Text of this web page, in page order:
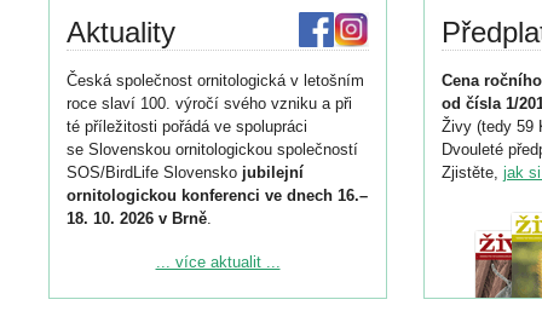
Aktuality
Česká společnost ornitologická v letošním
roce slaví 100. výročí svého vzniku a při
té příležitosti pořádá ve spolupráci
se Slovenskou ornitologickou společností
SOS/BirdLife Slovensko jubilejní
ornitologickou konferenci ve dnech 16.–
18. 10. 2026 v Brně.
Podrobnější informace ke konferenci
... více aktualit ...
Cena
od čísla 1/
Živy (tedy 59
Dvouleté
Zjistěte, jak